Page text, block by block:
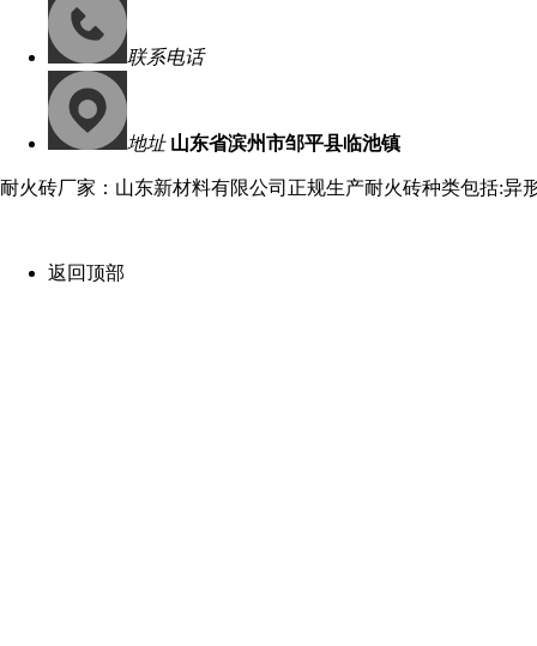
联系电话
地址 山东省滨州市邹平县临池镇
耐火砖厂家：山东新材料有限公司正规生产耐火砖种类包括:异
返回顶部